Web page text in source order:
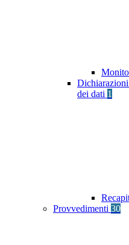
dei dati 1
Provvedimenti 30